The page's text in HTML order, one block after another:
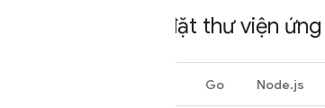
Cài đặt thư viện
Go Node.js